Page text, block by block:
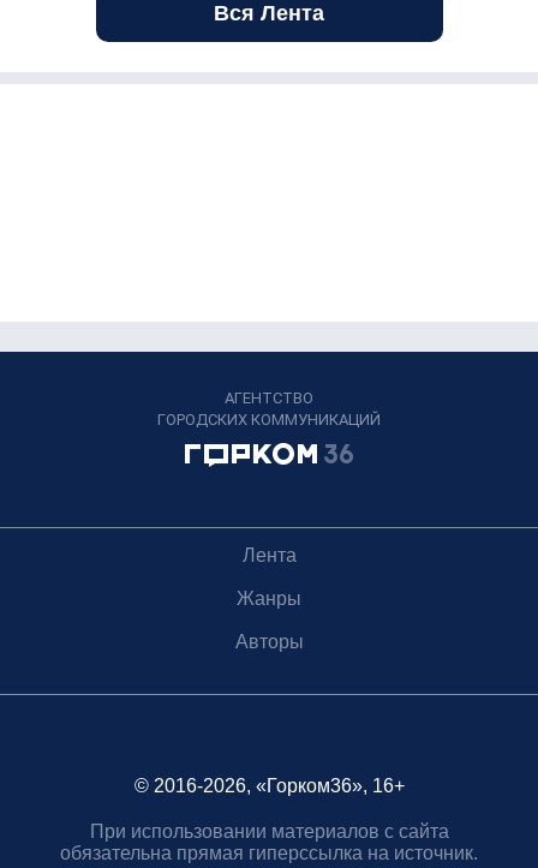
Вся Лента
АГЕНТСТВО
ГОРОДСКИХ КОММУНИКАЦИЙ
Лента
Жанры
Авторы
© 2016-2026, «Горком36», 16+
При использовании материалов с сайта
обязательна прямая гиперссылка на источник.